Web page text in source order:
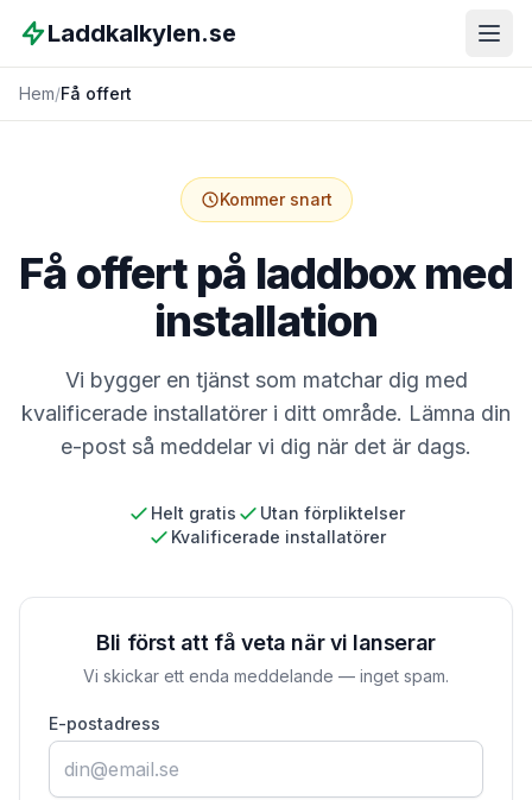
Laddkalkylen.se
Hem/Få offert
Kommer snart
Få offert på laddbox med
installation
Vi bygger en tjänst som matchar dig med
kvalificerade installatörer i ditt område. Lämna din
e-post så meddelar vi dig när det är dags.
Helt gratis
Utan förpliktelser
Kvalificerade installatörer
Bli först att få veta när vi lanserar
Vi skickar ett enda meddelande — inget spam.
E-postadress